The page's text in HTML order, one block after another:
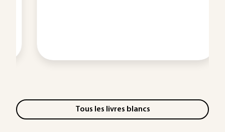
Tous les livres blancs